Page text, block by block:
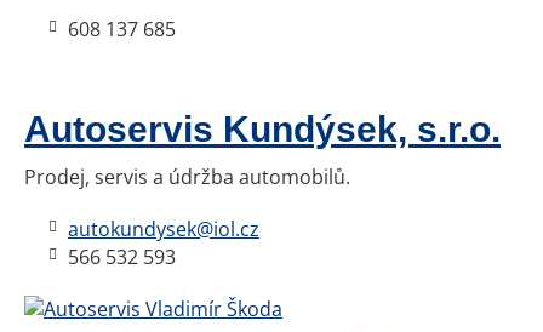
608 137 685
Autoservis Kundýsek, s.r.o.
Prodej, servis a údržba automobilů.
autokundysek@iol.cz
566 532 593